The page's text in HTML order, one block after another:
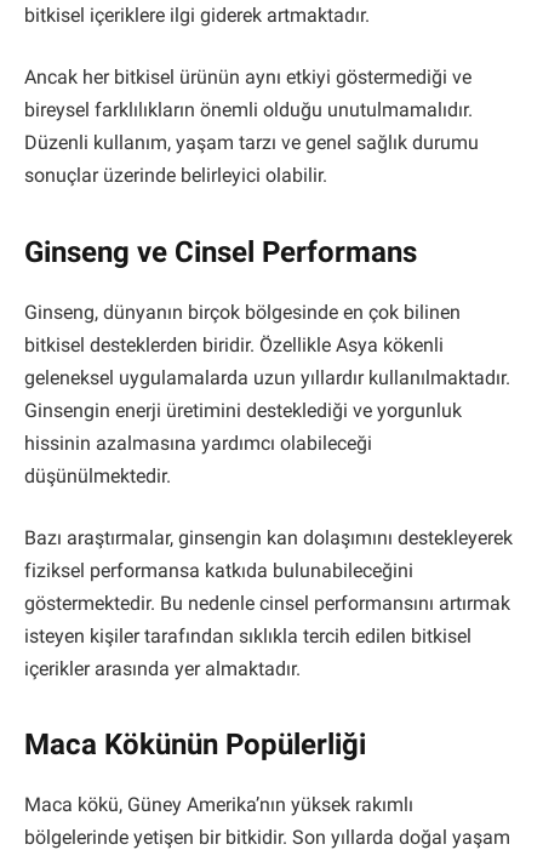
bitkisel içeriklere ilgi giderek artmaktadır.
Ancak her bitkisel ürünün aynı etkiyi göstermediği ve
bireysel farklılıkların önemli olduğu unutulmamalıdır.
Düzenli kullanım, yaşam tarzı ve genel sağlık durumu
sonuçlar üzerinde belirleyici olabilir.
Ginseng ve Cinsel Performans
Ginseng, dünyanın birçok bölgesinde en çok bilinen
bitkisel desteklerden biridir. Özellikle Asya kökenli
geleneksel uygulamalarda uzun yıllardır kullanılmaktadır.
Ginsengin enerji üretimini desteklediği ve yorgunluk
hissinin azalmasına yardımcı olabileceği
düşünülmektedir.
Bazı araştırmalar, ginsengin kan dolaşımını destekleyerek
fiziksel performansa katkıda bulunabileceğini
göstermektedir. Bu nedenle cinsel performansını artırmak
isteyen kişiler tarafından sıklıkla tercih edilen bitkisel
içerikler arasında yer almaktadır.
Maca Kökünün Popülerliği
Maca kökü, Güney Amerika’nın yüksek rakımlı
bölgelerinde yetişen bir bitkidir. Son yıllarda doğal yaşam